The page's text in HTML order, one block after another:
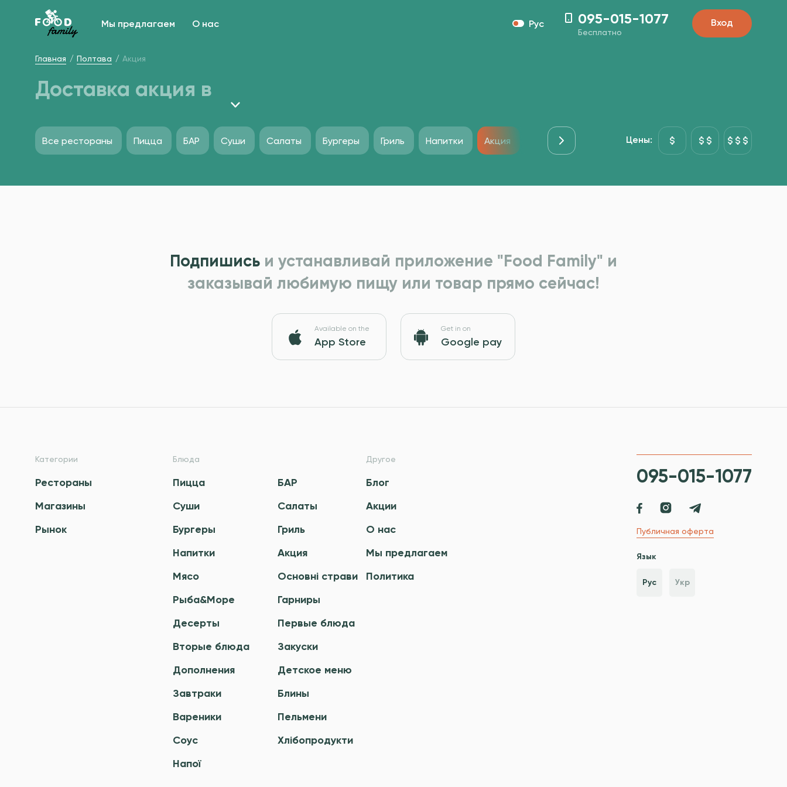
Мы предлагаем О нас Рус 095-015-1077
Бесплатно
Вход
Главная Полтава Акция
Доставка акция в
Все рестораны Пицца БАР Суши Салаты Бургеры Гриль Напитки Акция Основні страви Рыба&Море Гарниры
Цены:
Подпишись и устанавливай приложение "Food Family" и
заказывай любимую пищу или товар прямо сейчас!
Available on the
App Store
Get in on
Google pay
Категории
Рестораны
Магазины
Рынок
Блюда
Пицца
БАР
Суши
Салаты
Бургеры
Гриль
Напитки
Акция
Мясо
Основні страви
Рыба&Море
Гарниры
Десерты
Первые блюда
Вторые блюда
Закуски
Дополнения
Детское меню
Завтраки
Блины
Вареники
Пельмени
Соус
Хлібопродукти
Напої
Другое
Блог
Акции
О нас
Мы предлагаем
Политика
095-015-1077
Публичная оферта
Язык
Рус Укр